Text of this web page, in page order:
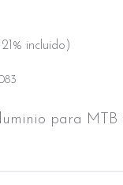
incluido)
para MTB